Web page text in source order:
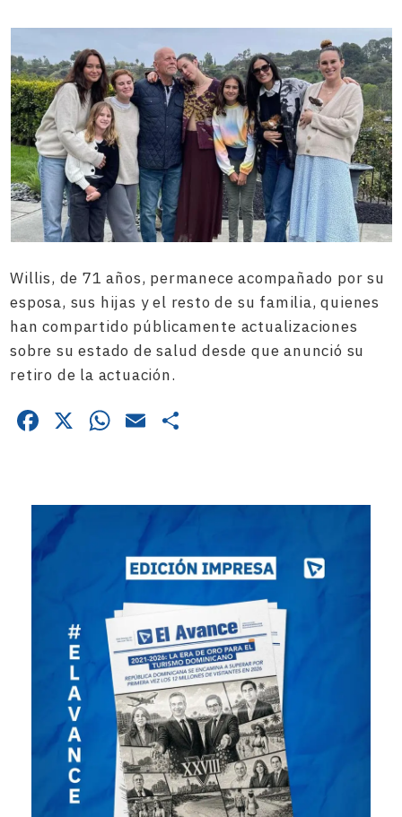
Willis, de 71 años, permanece acompañado por su
esposa, sus hijas y el resto de su familia, quienes
han compartido públicamente actualizaciones
sobre su estado de salud desde que anunció su
retiro de la actuación.
Facebook
X WhatsApp
Email